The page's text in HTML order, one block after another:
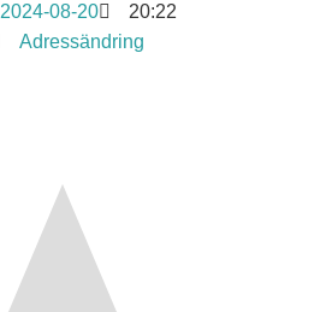
2024-08-20
20:22
Adressändring